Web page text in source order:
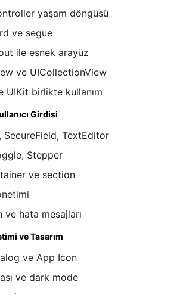
yaşam döngüsü
ve segue
ile esnek arayüz
ve UICollectionView
UIKit birlikte kullanım
Girdisi
SecureField, TextEditor
Stepper
ve section
ve hata mesajları
ve Tasarım
ve App Icon
ve dark mode